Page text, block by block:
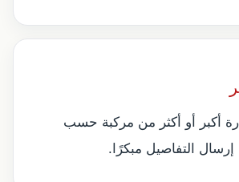
أكبر أو أكثر من مركبة حسب
إرسال التفاصيل مبكرًا.